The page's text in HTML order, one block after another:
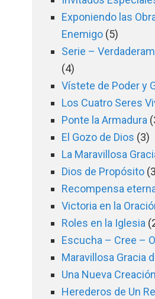
Exponiendo las
Enemigo (5)
Serie –
(4)
Vístete de Poder y
Los Cuatro Seres
Ponte la Armadura
El Gozo de Dios (3)
La Maravillosa
Dios de Propósito
Recompensa
Victoria en la
Roles en la Iglesia
Escucha – Cree –
Maravillosa Gracia
Una Nueva Creación
Herederos de Un